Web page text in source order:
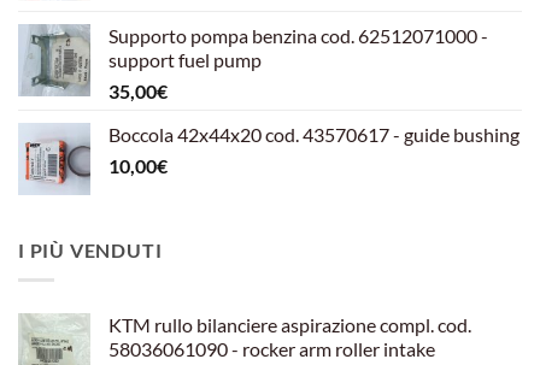
era:
599,00€.
è:
540,00€.
Supporto pompa benzina cod. 62512071000 -
support fuel pump
35,00€
Boccola 42x44x20 cod. 43570617 - guide bushing
10,00€
I PIÙ VENDUTI
KTM rullo bilanciere aspirazione compl. cod.
58036061090 - rocker arm roller intake